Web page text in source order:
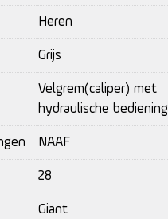
Heren
Grijs
Velgrem(caliper) met
hydraulische bediening
NAAF
28
Giant